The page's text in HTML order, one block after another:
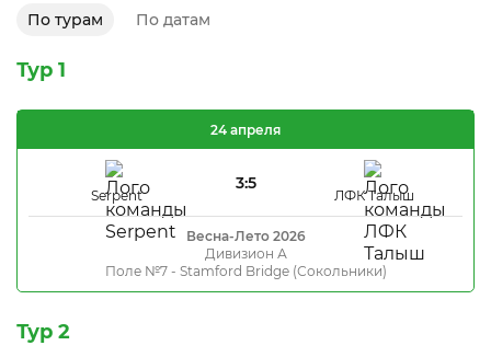
По турам По датам
Тур 1
Serpent
3:5
ЛФК Талыш
24 апреля
Весна-Лето 2026
Дивизион А
Поле №7 - Stamford Bridge (Сокольники)
Тур 2